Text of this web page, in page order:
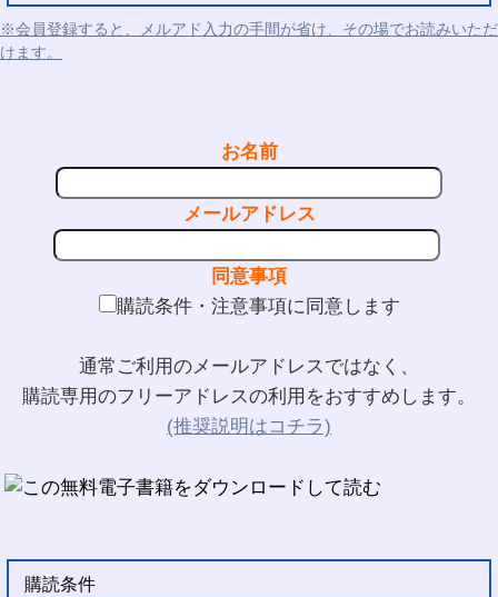
※会員登録すると、メルアド入力の手間が省け、その場でお読みいただ
けます。
お名前
メールアドレス
同意事項
購読条件・注意事項に同意します
通常ご利用のメールアドレスではなく、
購読専用のフリーアドレスの利用をおすすめします。
(推奨説明はコチラ)
購読条件